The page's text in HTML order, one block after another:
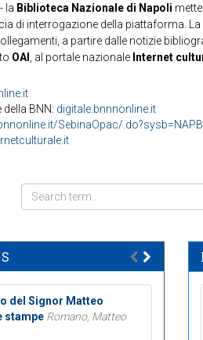
la Biblioteca Nazionale di Napoli
di interrogazione della piattaforma.
a partire dalle notizie
OAI , al portale nazionale Internet
BNN: digitale.bnnnonline.it
SebinaOpac/
del Signor Matteo
stampe Romano, Matteo